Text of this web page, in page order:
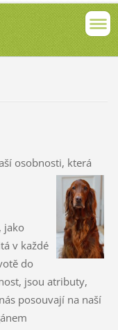
osobnosti, která
jako
v každé
do
jsou atributy,
posouvají na naší